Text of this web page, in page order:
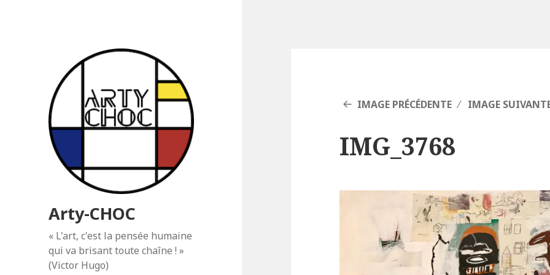
Arty-CHOC
« L'art, c'est la pensée humaine
qui va brisant toute chaîne ! »
(Victor Hugo)
IMAGE PRÉCÉDENTE IMAGE
IMG_3768